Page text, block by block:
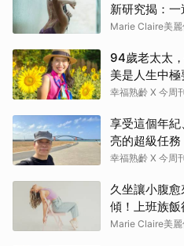
新研究揭：
Marie Claire美麗
94歲老太太
美是人生中
更加豐富有樂
幸福熟齡 X 今周
享受這個年
亮的超級任務
憶
幸福熟齡 X 今周
久坐讓小腹
傾！上班族
Marie Claire美麗